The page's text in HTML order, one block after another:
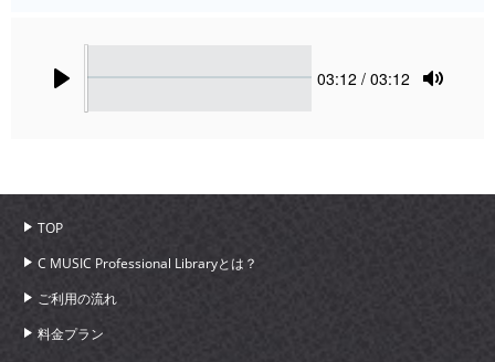
Current
03:12 / 03:12
TOP
C MUSIC Professional Libraryとは？
ご利用の流れ
料金プラン